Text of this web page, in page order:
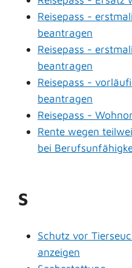
Reisepass -
beantragen
Reisepass -
beantragen
Reisepass -
beantragen
Reisepass -
Rente wegen
bei
S
Schutz vor
anzeigen